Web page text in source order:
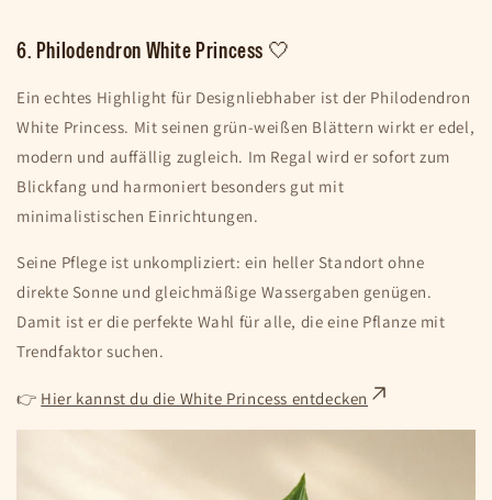
6. Philodendron White Princess 🤍
Ein echtes Highlight für Designliebhaber ist der Philodendron
White Princess. Mit seinen grün-weißen Blättern wirkt er edel,
modern und auffällig zugleich. Im Regal wird er sofort zum
Blickfang und harmoniert besonders gut mit
minimalistischen Einrichtungen.
Seine Pflege ist unkompliziert: ein heller Standort ohne
direkte Sonne und gleichmäßige Wassergaben genügen.
Damit ist er die perfekte Wahl für alle, die eine Pflanze mit
Trendfaktor suchen.
👉 Hier kannst du die White Princess entdecken